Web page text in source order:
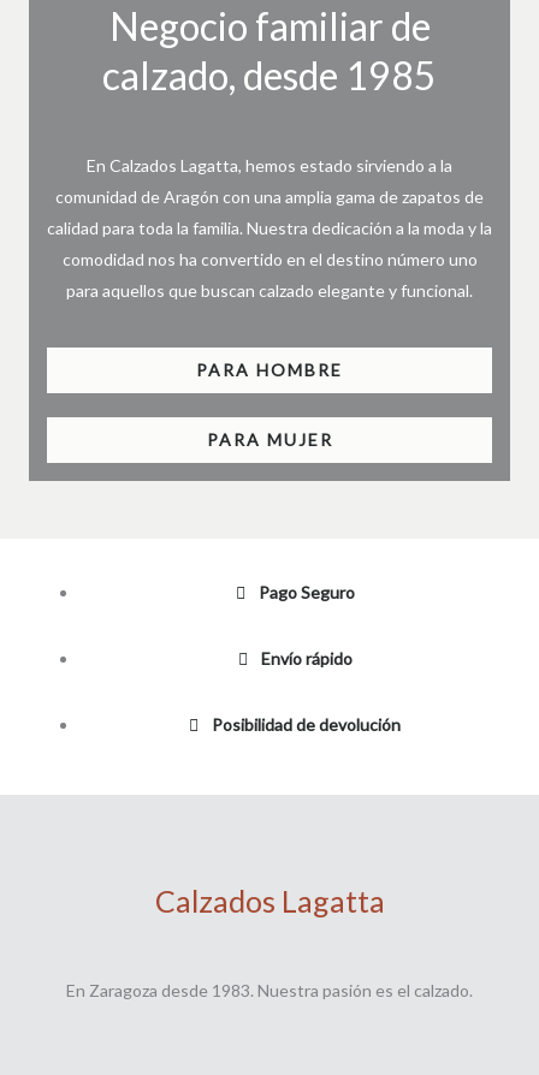
Negocio familiar de
calzado, desde 1985
En Calzados Lagatta, hemos estado sirviendo a la
comunidad de Aragón con una amplia gama de zapatos de
calidad para toda la familia. Nuestra dedicación a la moda y la
comodidad nos ha convertido en el destino número uno
para aquellos que buscan calzado elegante y funcional.
PARA HOMBRE
PARA MUJER
Pago Seguro
Envío rápido
Posibilidad de devolución
Calzados Lagatta
En Zaragoza desde 1983. Nuestra pasión es el calzado.